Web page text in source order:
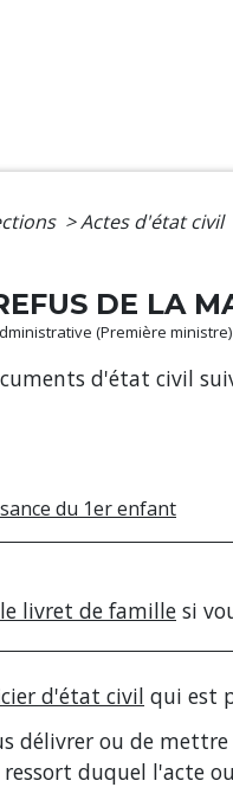
>Actes d'état civil
DE LA
(Première ministre)
d'état civil
du 1er enfant
livret de famille si
d'état civil qui est
délivrer ou de
duquel l'acte